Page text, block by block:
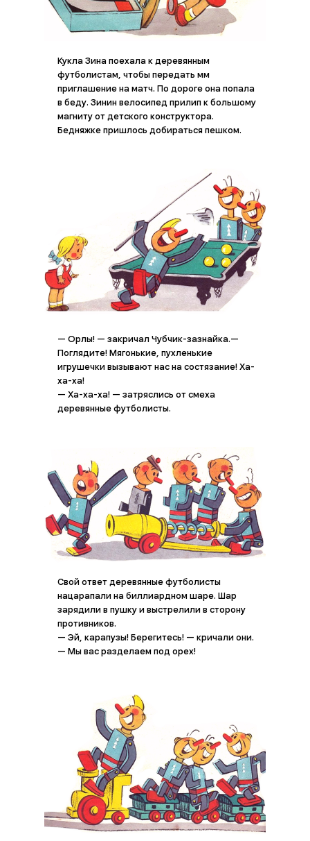
Кукла Зина поехала к деревянным
футболистам, чтобы передать мм
приглашение на матч. По дороге она попала
в беду. Зинин велосипед прилип к большому
магниту от детского конструктора.
Бедняжке пришлось добираться пешком.
— Орлы! — закричал Чубчик-зазнайка.—
Поглядите! Мягонькие, пухленькие
игрушечки вызывают нас на состязание! Ха-
ха-ха!
— Ха-ха-ха! — затряслись от смеха
деревянные футболисты.
Свой ответ деревянные футболисты
нацарапали на биллиардном шаре. Шар
зарядили в пушку и выстрелили в сторону
противников.
— Эй, карапузы! Берегитесь! — кричали они.
— Мы вас разделаем под орех!